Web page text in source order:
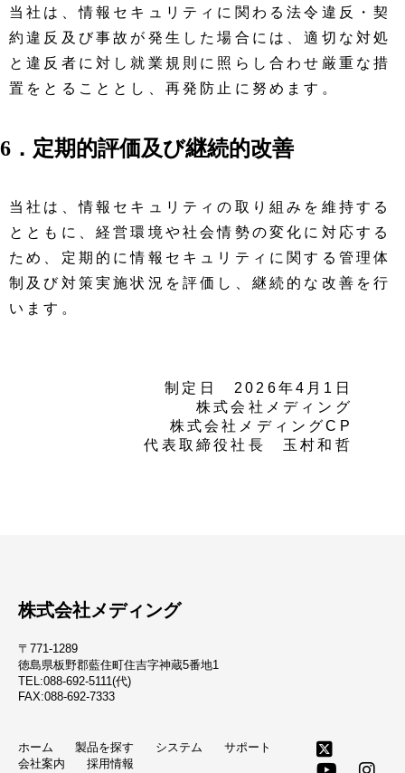
当社は、情報セキュリティに関わる法令違反・契
約違反及び事故が発生した場合には、適切な対処
と違反者に対し就業規則に照らし合わせ厳重な措
置をとることとし、再発防止に努めます。
6．定期的評価及び継続的改善
当社は、情報セキュリティの取り組みを維持する
とともに、経営環境や社会情勢の変化に対応する
ため、定期的に情報セキュリティに関する管理体
制及び対策実施状況を評価し、継続的な改善を行
います。
制定日 2026年4月1日
株式会社メディング
株式会社メディングCP
代表取締役社長 玉村和哲
株式会社メディング
〒771-1289
徳島県板野郡藍住町住吉字神蔵5番地1
TEL:088-692-5111(代)
FAX:088-692-7333
ホーム 製品を探す システム
サポート
会社案内
採用情報